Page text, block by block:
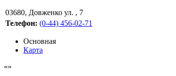
03680, Довженко ул. , 7
Телефон: (0-44) 456-02-71
Основная
Карта